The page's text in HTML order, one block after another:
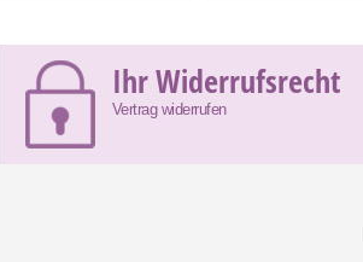
Ihr Widerrufsrecht
Vertrag widerrufen